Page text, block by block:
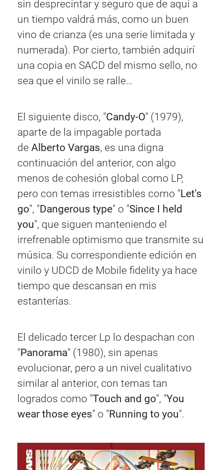
sin desprecintar y seguro que de aquí a
un tiempo valdrá más, como un buen
vino de crianza (es una serie limitada y
numerada). Por cierto, también adquirí
una copia en SACD del mismo sello, no
sea que el vinilo se ralle…
El siguiente disco, "Candy-O" (1979),
aparte de la impagable portada
deAlberto Vargas, es una digna
continuación del anterior, con algo
menos de cohesión global como LP,
pero con temas irresistibles como "Let's
go", "Dangerous type" o "Since I held
you", que siguen manteniendo el
irrefrenable optimismo que transmite su
música. Su correspondiente edición en
vinilo y UDCD de Mobile fidelity ya hace
tiempo que descansan en mis
estanterías.
El delicado tercer Lp lo despachan con
"Panorama" (1980), sin apenas
evolucionar, pero a un nivel cualitativo
similar al anterior, con temas tan
logrados como "Touch and go", "You
wear those eyes" o "Running to you".